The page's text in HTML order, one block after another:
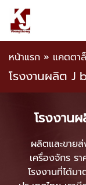
หน้าแรก » แคตตา
โรงงานผลิต J
โรงงาน
ผลิตและขาย
เครื่องจักร รา
โรงงานที่ได้ม